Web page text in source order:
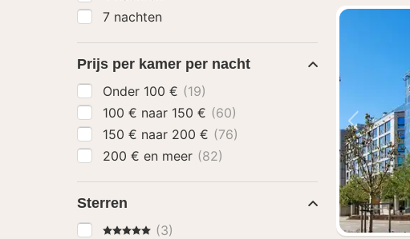
7 nachten
Prijs per kamer per nacht
Onder 100 € (19)
100 € naar 150 € (60)
150 € naar 200 € (76)
200 € en meer (82)
Sterren
5 Sterren(3)